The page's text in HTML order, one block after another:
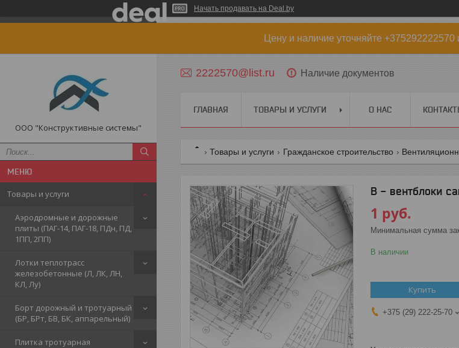
Начать продавать на Deal.by
Цену и наличие уточняйте
ООО "Конструктивные системы"
Товары и услуги
Аэродромные и дорожные
плиты (ПАГ-14, ПАГ-18, ПДн, ПД,
1ПП, 2ПП)
Лотки теплотрасс
железобетонные (Л, ЛК, ЛН,
КЛ, Лу)
Борт дорожный и тротуарный
(БР, БРт, БВ, БК, аппарельный)
Плитка тротуарная
2222570@list.ru Наличие документов
ГЛАВНАЯ ТОВАРЫ И УСЛУГИ О НАС
Товары и услуги Гражданское строительство
В - вентблоки
1 руб.
Минимальная сумма
В наличии
Купить
+375 (29) 222-25-70